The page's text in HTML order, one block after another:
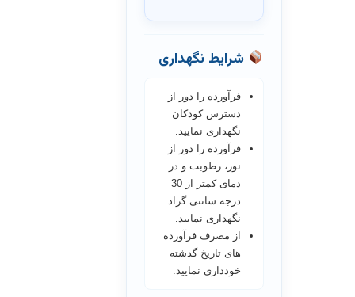
شرایط نگهداری
فرآورده را دور از
دسترس کودکان
نگهداری نمایید.
فرآورده را دور از
نور، رطوبت و در
دمای کمتر از 30
درجه سانتی گراد
نگهداری نمایید.
از مصرف فرآورده
های تاریخ گذشته
خودداری نمایید.